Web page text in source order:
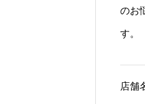
のお
す。
店舗